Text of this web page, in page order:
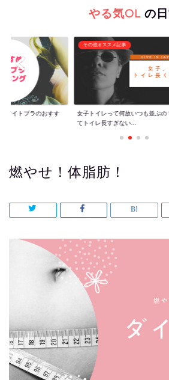
やる気OLの日
ナイトブラのおすす
その他オススメ記事
女子トイレって何故いつも並ぶの
てトイレ長すぎない...
燃やせ！体脂肪！